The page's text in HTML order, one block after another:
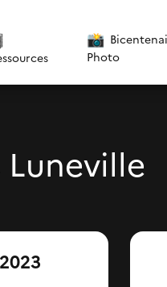
Photo
Luneville
2023